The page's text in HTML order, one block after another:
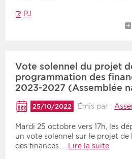
PJ
Vote solennel du projet
programmation des
2023-2027 (Assemblée
25/10/2022 Émis par :
Mardi 25 octobre vers 17h, les
un vote solennel sur le projet
des finances… Lire la suite